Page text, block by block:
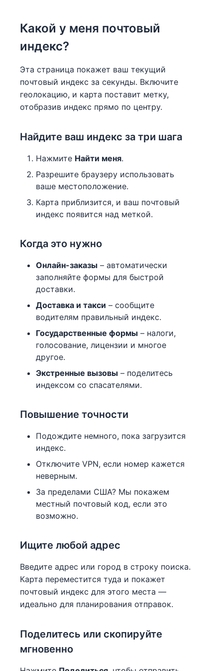
Какой у меня почтовый
индекс?
Эта страница покажет ваш текущий
почтовый индекс за секунды. Включите
геолокацию, и карта поставит метку,
отобразив индекс прямо по центру.
Найдите ваш индекс за три шага
Нажмите Найти меня.
Разрешите браузеру использовать
ваше местоположение.
Карта приблизится, и ваш почтовый
индекс появится над меткой.
Когда это нужно
Онлайн-заказы – автоматически
заполняйте формы для быстрой
доставки.
Доставка и такси – сообщите
водителям правильный индекс.
Государственные формы – налоги,
голосование, лицензии и многое
другое.
Экстренные вызовы – поделитесь
индексом со спасателями.
Повышение точности
Подождите немного, пока загрузится
индекс.
Отключите VPN, если номер кажется
неверным.
За пределами США? Мы покажем
местный почтовый код, если это
возможно.
Ищите любой адрес
Введите адрес или город в строку поиска.
Карта переместится туда и покажет
почтовый индекс для этого места —
идеально для планирования отправок.
Поделитесь или скопируйте
мгновенно